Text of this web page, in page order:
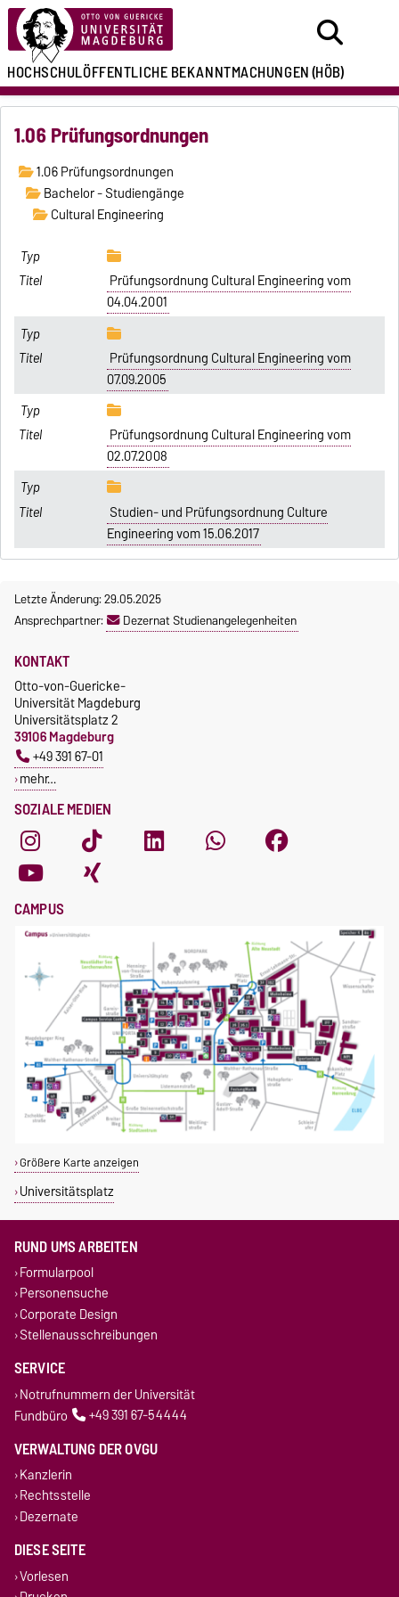
HOCHSCHULÖFFENTLICHEBEKANNTMACHUNGEN(HÖB)
1.06 Prüfungsordnungen
1.06 Prüfungsordnungen
Bachelor - Studiengänge
Cultural Engineering
Prüfungsordnung Cultural Engineering vom
04.04.2001
Prüfungsordnung Cultural Engineering vom
07.09.2005
Prüfungsordnung Cultural Engineering vom
02.07.2008
Studien- und Prüfungsordnung Culture
Engineering vom 15.06.2017
Letzte Änderung: 29.05.2025
Ansprechpartner:
Dezernat Studienangelegenheiten
SOZIALE MEDIEN
KONTAKT
Otto-von-Guericke-
Universität Magdeburg
Universitätsplatz 2
39106 Magdeburg
+49 391 67-01
mehr…
CAMPUS
Größere Karte anzeigen
Universitätsplatz
RUND UMS ARBEITEN
Formularpool
Personensuche
Corporate Design
Stellenausschreibungen
SERVICE
Notrufnummern der Universität
Fundbüro
+49 391 67-54444
VERWALTUNG DER OVGU
Kanzlerin
Rechtsstelle
Dezernate
DIESE SEITE
Vorlesen